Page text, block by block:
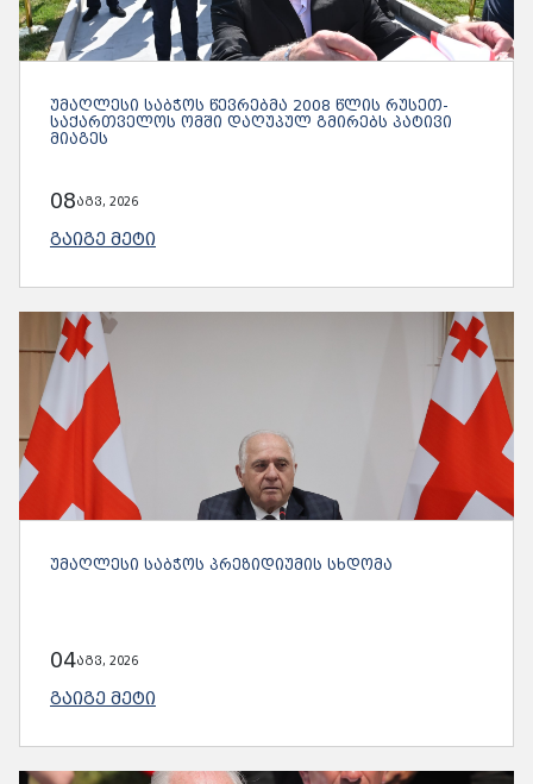
ᲣᲛᲐᲦᲚᲔᲡᲘ ᲡᲐᲑᲭᲝᲡ ᲬᲔᲕᲠᲔᲑᲛᲐ 2008 ᲬᲚᲘᲡ ᲠᲣᲡᲔᲗ-
ᲡᲐᲥᲐᲠᲗᲕᲔᲚᲝᲡ ᲝᲛᲨᲘ ᲓᲐᲦᲣᲞᲣᲚ ᲒᲛᲘᲠᲔᲑᲡ ᲞᲐᲢᲘᲕᲘ
ᲛᲘᲐᲒᲔᲡ
08აგვ, 2026
ᲒᲐᲘᲒᲔ ᲛᲔᲢᲘ
ᲣᲛᲐᲦᲚᲔᲡᲘ ᲡᲐᲑᲭᲝᲡ ᲞᲠᲔᲖᲘᲓᲘᲣᲛᲘᲡ ᲡᲮᲓᲝᲛᲐ
04აგვ, 2026
ᲒᲐᲘᲒᲔ ᲛᲔᲢᲘ